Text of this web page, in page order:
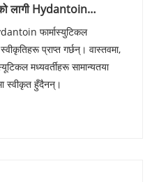
लागी Hydantoin
स्थिति के हो?
फार्मास्युटिकल
प्राप्त गर्छन्। वास्तवमा,
स्वीकृत हुँदैनन्।